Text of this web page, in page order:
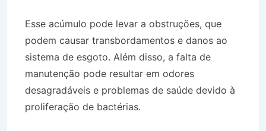
Esse acúmulo pode levar a obstruções, que
podem causar transbordamentos e danos ao
sistema de esgoto. Além disso, a falta de
manutenção pode resultar em odores
desagradáveis e problemas de saúde devido à
proliferação de bactérias.